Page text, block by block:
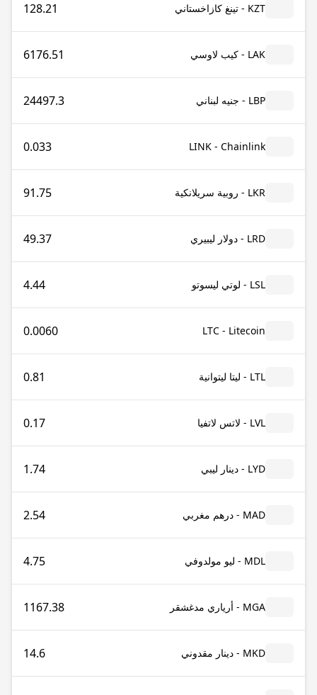
KZT - تينغ كازاخستاني 128.21
LAK - كيب لاوسي 6176.51
LBP - جنيه لبناني 24497.3
LINK - Chainlink
0.033
LKR - روبية سريلانكية 91.75
LRD - دولار ليبيري 49.37
LSL - لوتي ليسوتو 4.44
LTC - Litecoin
0.0060
LTL - ليتا ليتوانية 0.81
LVL - لاتس لاتفيا 0.17
LYD - دينار ليبي 1.74
MAD - درهم مغربي 2.54
MDL - ليو مولدوفي 4.75
MGA - أرياري مدغشقر 1167.38
MKD - دينار مقدوني 14.6